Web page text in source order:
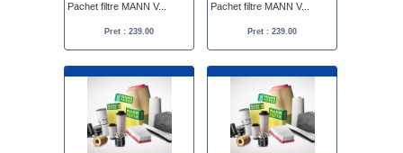
Pachet filtre MANN V...
Pret : 239.00
Pachet filtre MANN V...
Pret : 239.00